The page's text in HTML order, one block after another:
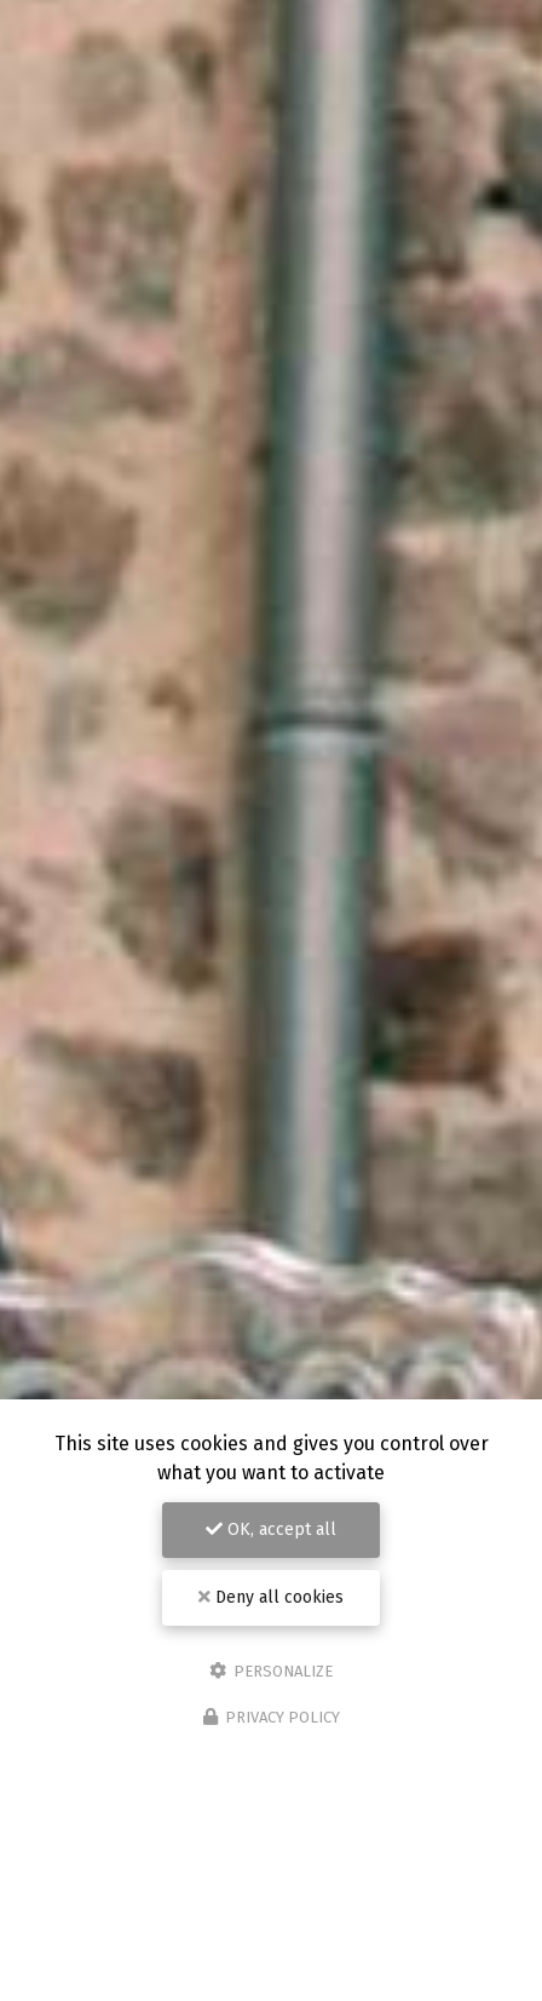
This site uses cookies and gives you control over
what you want to activate
OK, accept all
Deny all cookies
PERSONALIZE
PRIVACY POLICY